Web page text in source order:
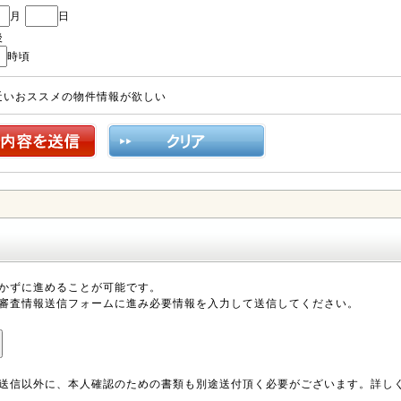
月
日
時頃
おススメの物件情報が欲しい
ずに進めることが可能です。
査情報送信フォームに進み必要情報を入力して送信してください。
以外に、本人確認のための書類も別途送付頂く必要がございます。詳し